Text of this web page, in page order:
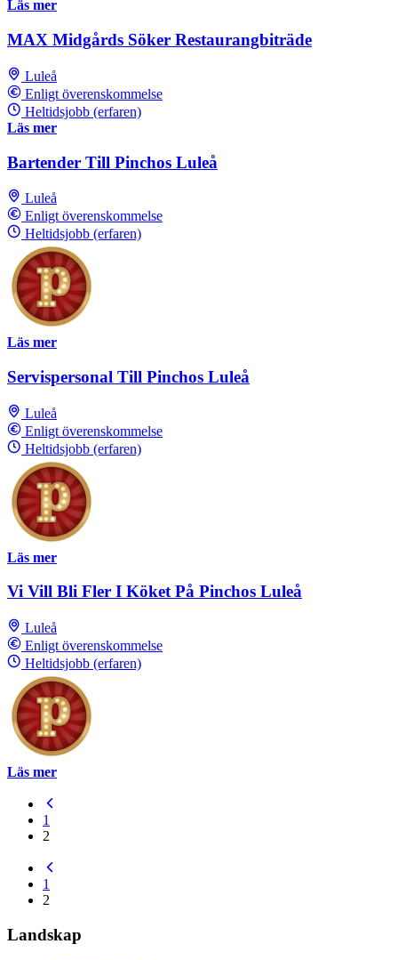
Läs mer
MAX Midgårds Söker Restaurangbiträde
Luleå
Enligt överenskommelse
Heltidsjobb (erfaren)
Läs mer
Bartender Till Pinchos Luleå
Luleå
Enligt överenskommelse
Heltidsjobb (erfaren)
Läs mer
Servispersonal Till Pinchos Luleå
Luleå
Enligt överenskommelse
Heltidsjobb (erfaren)
Läs mer
Vi Vill Bli Fler I Köket På Pinchos Luleå
Luleå
Enligt överenskommelse
Heltidsjobb (erfaren)
Läs mer
1
2
1
2
Landskap